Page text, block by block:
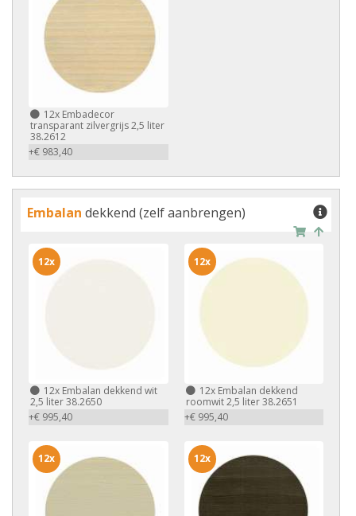
12x Embadecor
transparant zilvergrijs 2,5 liter
38.2612
+€ 983,40
Embalan dekkend (zelf aanbrengen)
12x Embalan dekkend wit
2,5 liter 38.2650
+€ 995,40
12x
12xEmbalan dekkend
roomwit 2,5 liter 38.2651
+€ 995,40
12x
12x 12x